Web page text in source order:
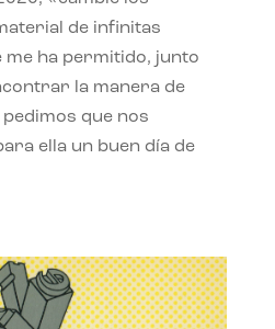
de infinitas
me ha permitido, junto
la manera de
que nos
ella un buen día de